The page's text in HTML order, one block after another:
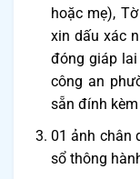
hoặc mẹ),
xin dấu xác
đóng giáp
công an
sẵn đính
01 ảnh chân
sổ thông